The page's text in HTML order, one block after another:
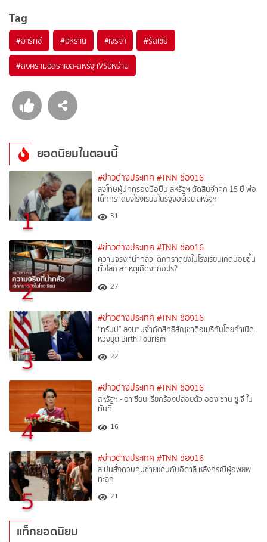
Tag
#อารักชี #อิหร่าน #เจรจา #รัสเซีย
#สงครามอิสราเอล-สหรัฐฯVSอิหร่าน
ยอดนิยมในตอนนี้
1
#ข่าวต่างประเทศ #TNN ช่อง16
ลงโทษผู้ปกครองมือปืน สหรัฐฯ ตัดสินจำคุก 15 ปี พ่อ
เด็กกราดยิงโรงเรียนในรัฐจอร์เจีย สหรัฐฯ
31
2
#ข่าวต่างประเทศ #TNN ช่อง16
ความจริงที่น่ากลัว เด็กกราดยิงในโรงเรียนเกิดบ่อยขึ้น
ทั่วโลก สาเหตุเกิดจากอะไร?
27
3
#ข่าวต่างประเทศ #TNN ช่อง16
“ทรัมป์” ลงนามจำกัดสิทธิสัญชาติอเมริกันโดยกำเนิด
หวังยุติ Birth Tourism
22
4
#ข่าวต่างประเทศ #TNN ช่อง16
สหรัฐฯ - อาเซียน เรียกร้องปล่อยตัว ออง ซาน ซู จี ใน
ทันที
16
5
#ข่าวต่างประเทศ #TNN ช่อง16
สเปนสั่งควบคุมชายแดนกับอิตาลี หลังกรณีผู้อพยพ
ทะลัก
21
แท็กยอดนิยม